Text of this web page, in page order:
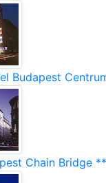
Budapest
Chain Bridge